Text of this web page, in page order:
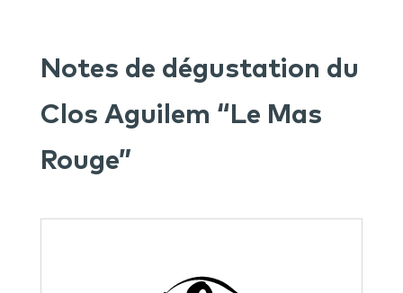
Notes de dégustation du
Clos Aguilem “Le Mas
Rouge”